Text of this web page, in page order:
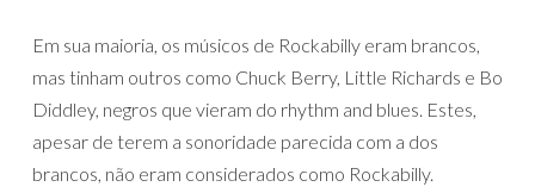
Em sua maioria, os músicos de Rockabilly eram brancos,
mas tinham outros como Chuck Berry, Little Richards e Bo
Diddley, negros que vieram do rhythm and blues. Estes,
apesar de terem a sonoridade parecida com a dos
brancos, não eram considerados como Rockabilly.